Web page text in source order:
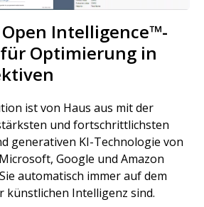
Intelligence™-
Optimierung in
ist von Haus aus mit der
und fortschrittlichsten
generativen KI-Technologie von
Google und Amazon
automatisch immer auf dem
künstlichen Intelligenz sind.